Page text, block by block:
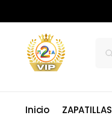
Inicio ZAPATILLAS